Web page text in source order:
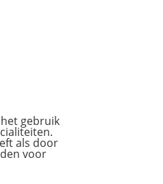
gebruik
als door
voor